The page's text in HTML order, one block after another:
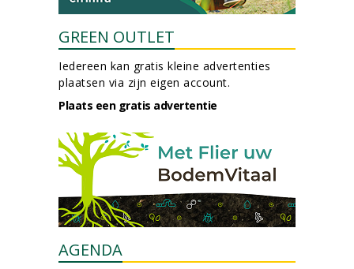
GREEN OUTLET
Iedereen kan gratis kleine advertenties
plaatsen via zijn eigen account.
Plaats een gratis advertentie
AGENDA